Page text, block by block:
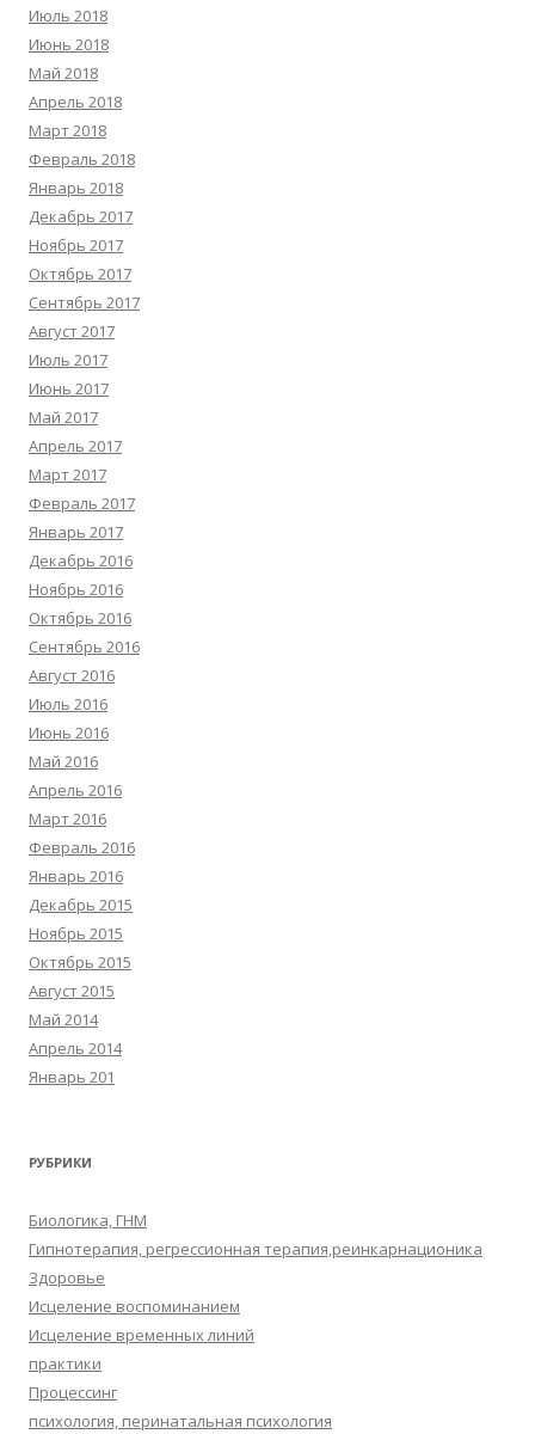
Июль 2018
Июнь 2018
Май 2018
Апрель 2018
Март 2018
Февраль 2018
Январь 2018
Декабрь 2017
Ноябрь 2017
Октябрь 2017
Сентябрь 2017
Август 2017
Июль 2017
Июнь 2017
Май 2017
Апрель 2017
Март 2017
Февраль 2017
Январь 2017
Декабрь 2016
Ноябрь 2016
Октябрь 2016
Сентябрь 2016
Август 2016
Июль 2016
Июнь 2016
Май 2016
Апрель 2016
Март 2016
Февраль 2016
Январь 2016
Декабрь 2015
Ноябрь 2015
Октябрь 2015
Август 2015
Май 2014
Апрель 2014
Январь 201
РУБРИКИ
Биологика, ГНМ
Гипнотерапия, регрессионная терапия,реинкарнационика
Здоровье
Исцеление воспоминанием
Исцеление временных линий
практики
Процессинг
психология, перинатальная психология